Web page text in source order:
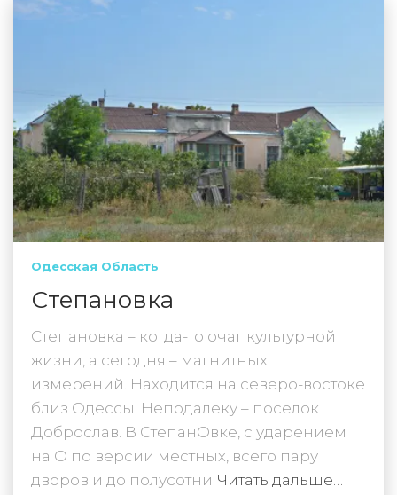
Одесская Область
Степановка
Степановка – когда-то очаг культурной
жизни, а сегодня – магнитных
измерений. Находится на северо-востоке
близ Одессы. Неподалеку – поселок
Доброслав. В СтепанОвке, с ударением
на О по версии местных, всего пару
дворов и до полусотни Читать дальше…